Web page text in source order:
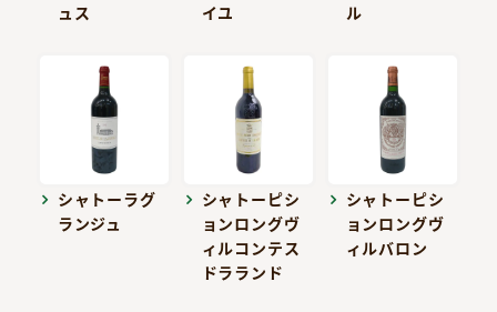
ュス
イユ
ル
シャトーラグ
ランジュ
シャトーピシ
ョンロングヴ
ィルコンテス
ドラランド
シャトーピシ
ョンロングヴ
ィルバロン